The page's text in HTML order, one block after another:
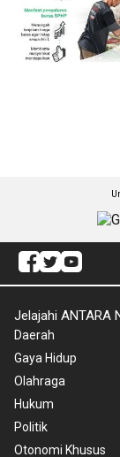
Jelajahi ANTARA
Daerah
Gaya Hidup
Olahraga
Hukum
Politik
Otonomi Khusus